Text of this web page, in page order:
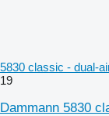
5830 classic - dual-
19
Dammann 5830